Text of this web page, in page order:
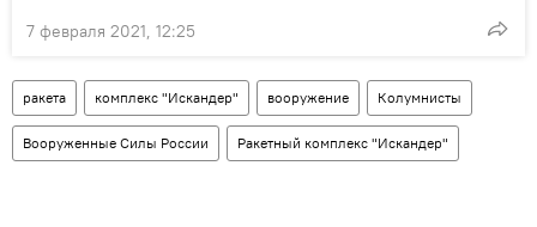
7 февраля 2021, 12:25
ракета комплекс "Искандер" вооружение Колумнисты
Вооруженные Силы России Ракетный комплекс "Искандер"